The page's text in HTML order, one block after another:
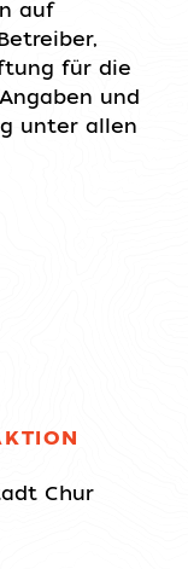
auf
für die
und
unter allen
Chur